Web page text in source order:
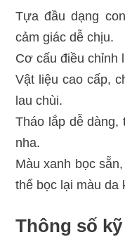
Tựa đầu dạng
cảm giác dễ chịu.
Cơ cấu điều chỉnh
Vật liệu cao cấp,
lau chùi.
Tháo lắp dễ
nha.
Màu xanh bọc
thể bọc lại màu da
Thông số